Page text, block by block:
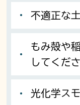
不適正な
もみ殻や
してくだ
光化学ス